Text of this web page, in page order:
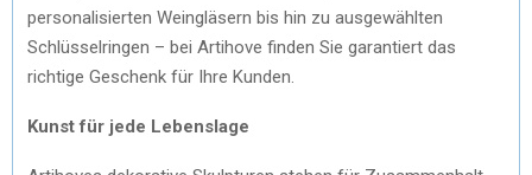
personalisierten Weingläsern bis hin zu ausgewählten
Schlüsselringen – bei Artihove finden Sie garantiert das
richtige Geschenk für Ihre Kunden.
Kunst für jede Lebenslage